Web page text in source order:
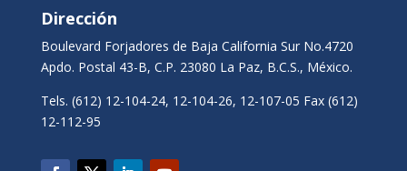
Dirección
Boulevard Forjadores de Baja California Sur No.4720
Apdo. Postal 43-B, C.P. 23080 La Paz, B.C.S., México.
Tels. (612) 12-104-24, 12-104-26, 12-107-05 Fax (612)
12-112-95